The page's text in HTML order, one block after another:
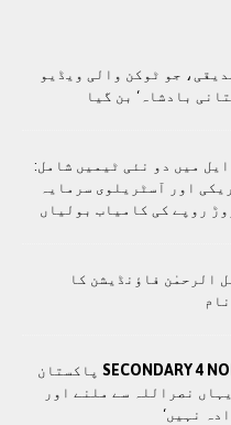
جو ٹوکن والی ویڈیو
بادشاہ‘ بن گیا
ایل میں دو نئی ٹیمیں شامل:
اور آسٹریلوی سرمایہ
الرحمٰن فاؤنڈیشن کا
SECONDARY 4 پاکستان
نصراللہ سے ملنے اور
نہیں‘